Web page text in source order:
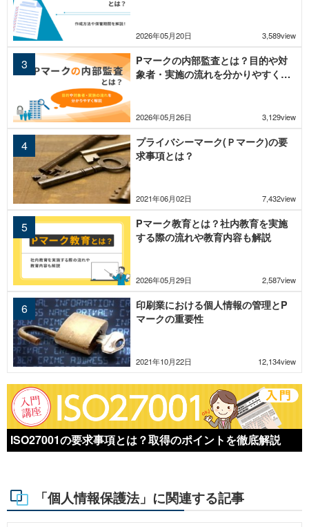
2026年05月20日 3,589view
2026年05月26日 3,129view
Pマークの内部監査とは？目的や対
象者・実施の流れを分かりやすく解
2021年06月02日 7,432view
プライバシーマーク(Ｐマーク)の要
求事項とは？
2026年05月29日 2,587view
Pマーク教育とは？社内教育を実施
する際の流れや教育内容も解説
2021年10月22日 12,134view
印刷業における個人情報の管理とP
マークの重要性
ISO27001の要求事項とは？取得のポイントを徹底解説
「個人情報保護法」に関連する記事